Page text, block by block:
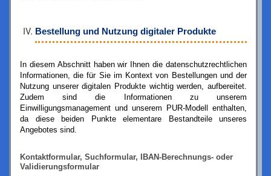
Bestellung und Nutzung digitaler Produkte
In diesem Abschnitt haben wir Ihnen die datenschutzrechtlichen
Informationen, die für Sie im Kontext von Bestellungen und der
Nutzung unserer digitalen Produkte wichtig werden, aufbereitet.
Zudem sind die Informationen zu unserem
Einwilligungsmanagement und unserem PUR-Modell enthalten,
da diese beiden Punkte elementare Bestandteile unseres
Angebotes sind.
Kontaktformular, Suchformular, IBAN-Berechnungs- oder
Validierungsformular